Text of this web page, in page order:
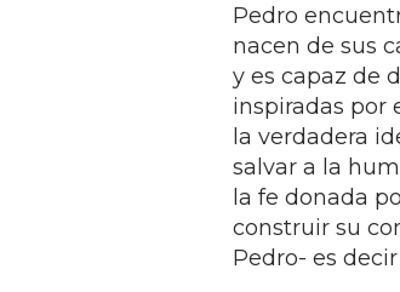
Pedro
nacen de sus
y es capaz de
inspiradas por
la verdadera
salvar a la
la fe donada
construir su
Pedro- es